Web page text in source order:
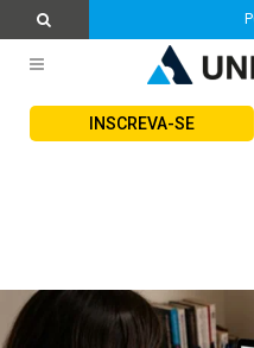
INSCREVA-SE